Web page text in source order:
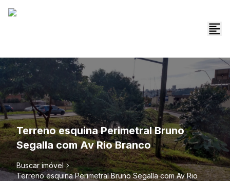
Terreno esquina Perimetral Bruno
Segalla com Av Rio Branco
Buscar imóvel
Terreno esquina Perimetral Bruno Segalla com Av Rio